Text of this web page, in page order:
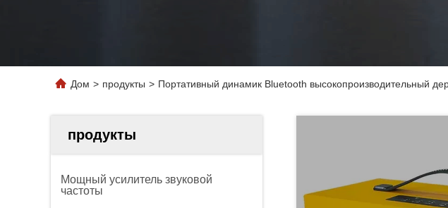
Дом > продукты > Портативный динамик Bluetooth высокопроизводительный
продукты
Мощный усилитель звуковой
частоты